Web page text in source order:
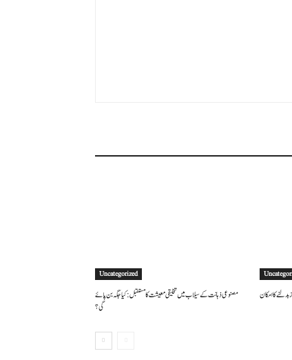
بدلنے کا امکان
Uncategorized
مصنوعی ذہانت کے سیلاب میں تخلیقی معیشت کا مستقبل: کیا جگہ بن پائے
گی؟